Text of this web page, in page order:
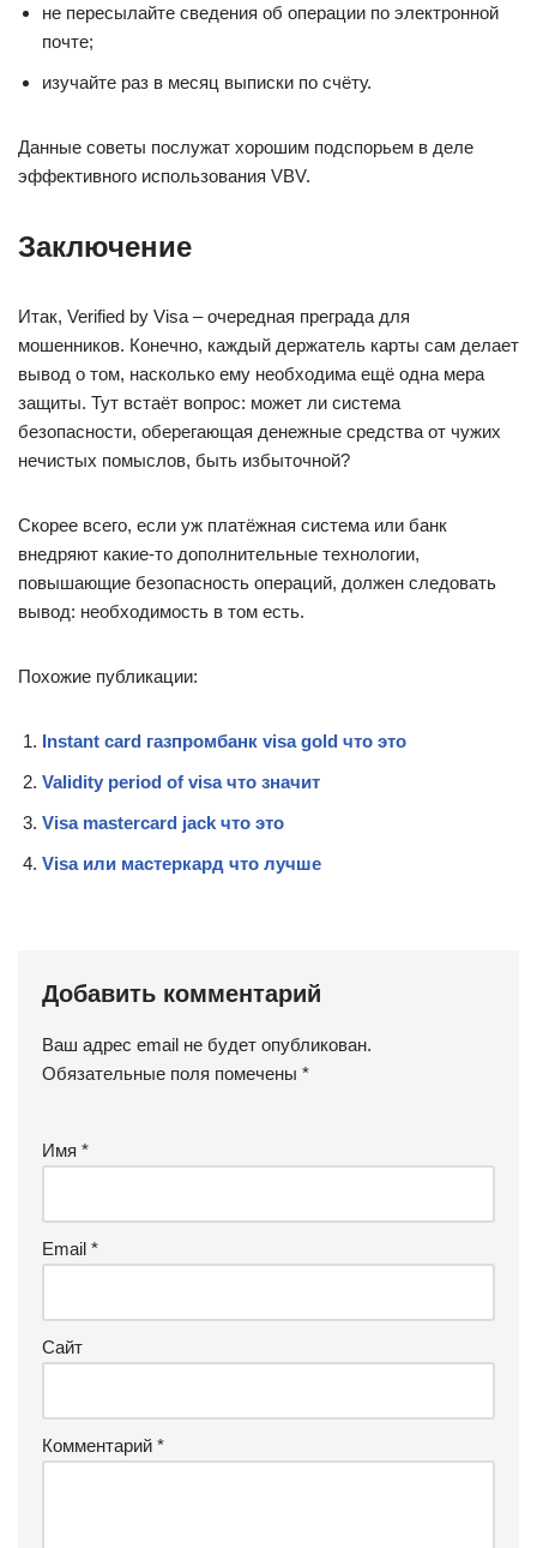
не пересылайте сведения об операции по электронной
почте;
изучайте раз в месяц выписки по счёту.
Данные советы послужат хорошим подспорьем в деле
эффективного использования VBV.
Заключение
Итак, Verified by Visa – очередная преграда для
мошенников. Конечно, каждый держатель карты сам делает
вывод о том, насколько ему необходима ещё одна мера
защиты. Тут встаёт вопрос: может ли система
безопасности, оберегающая денежные средства от чужих
нечистых помыслов, быть избыточной?
Скорее всего, если уж платёжная система или банк
внедряют какие-то дополнительные технологии,
повышающие безопасность операций, должен следовать
вывод: необходимость в том есть.
Похожие публикации:
Instant card газпромбанк visa gold что это
Validity period of visa что значит
Visa mastercard jack что это
Visa или мастеркард что лучше
Добавить комментарий
Ваш адрес email не будет опубликован.
Обязательные поля помечены *
Имя *
Email *
Сайт
Комментарий *